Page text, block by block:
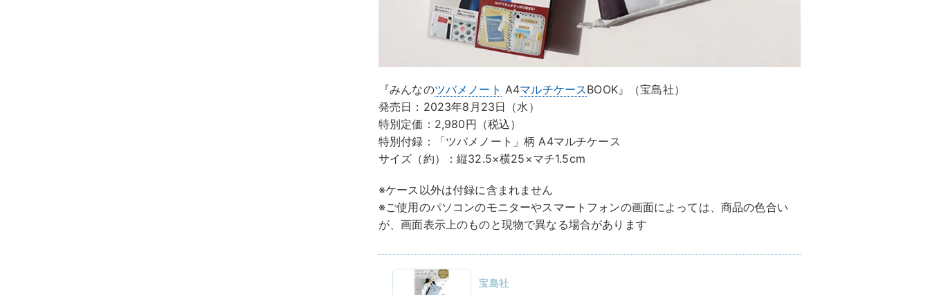
『みんなのツバメノート A4マルチケースBOOK』（宝島社）
発売日：2023年8月23日（水）
特別定価：2,980円（税込）
特別付録：「ツバメノート」柄 A4マルチケース
サイズ（約）：縦32.5×横25×マチ1.5cm
※ケース以外は付録に含まれません
※ご使用のパソコンのモニターやスマートフォンの画面によっては、商品の色合い
が、画面表示上のものと現物で異なる場合があります
宝島社